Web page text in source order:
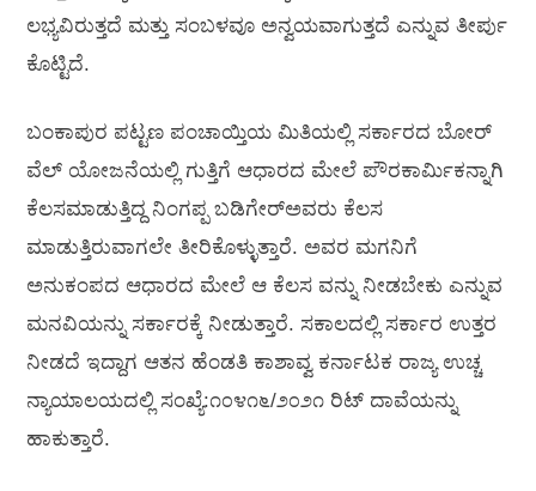
ಲಭ್ಯವಿರುತ್ತದೆ ಮತ್ತು ಸಂಬಳವೂ ಅನ್ವಯವಾಗುತ್ತದೆ ಎನ್ನುವ ತೀರ್ಪು
ಕೊಟ್ಟಿದೆ.
ಬಂಕಾಪುರ ಪಟ್ಟಣ ಪಂಚಾಯ್ತಿಯ ಮಿತಿಯಲ್ಲಿ ಸರ್ಕಾರದ ಬೋರ್
ವೆಲ್ ಯೋಜನೆಯಲ್ಲಿ ಗುತ್ತಿಗೆ ಆಧಾರದ ಮೇಲೆ ಪೌರಕಾರ್ಮಿಕನ್ನಾಗಿ
ಕೆಲಸಮಾಡುತ್ತಿದ್ದ ನಿಂಗಪ್ಪ ಬಡಿಗೇರ್‌ಅವರು ಕೆಲಸ
ಮಾಡುತ್ತಿರುವಾಗಲೇ ತೀರಿಕೊಳ್ಳುತ್ತಾರೆ. ಅವರ ಮಗನಿಗೆ
ಅನುಕಂಪದ ಆಧಾರದ ಮೇಲೆ ಆ ಕೆಲಸ ವನ್ನು ನೀಡಬೇಕು ಎನ್ನುವ
ಮನವಿಯನ್ನು ಸರ್ಕಾರಕ್ಕೆ ನೀಡುತ್ತಾರೆ. ಸಕಾಲದಲ್ಲಿ ಸರ್ಕಾರ ಉತ್ತರ
ನೀಡದೆ ಇದ್ದಾಗ ಆತನ ಹೆಂಡತಿ ಕಾಶಾವ್ವ ಕರ್ನಾಟಕ ರಾಜ್ಯ ಉಚ್ಚ
ನ್ಯಾಯಾಲಯದಲ್ಲಿ ಸಂಖ್ಯೆ:೧೦೪೧೬/೨೦೨೧ ರಿಟ್ ದಾವೆಯನ್ನು
ಹಾಕುತ್ತಾರೆ.